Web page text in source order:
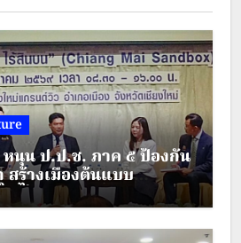
หนุน ป.ป.ช. ภาค ๕ ป้องกัน
สร้างเมืองต้นแบบ
ส ไร้สินบน”